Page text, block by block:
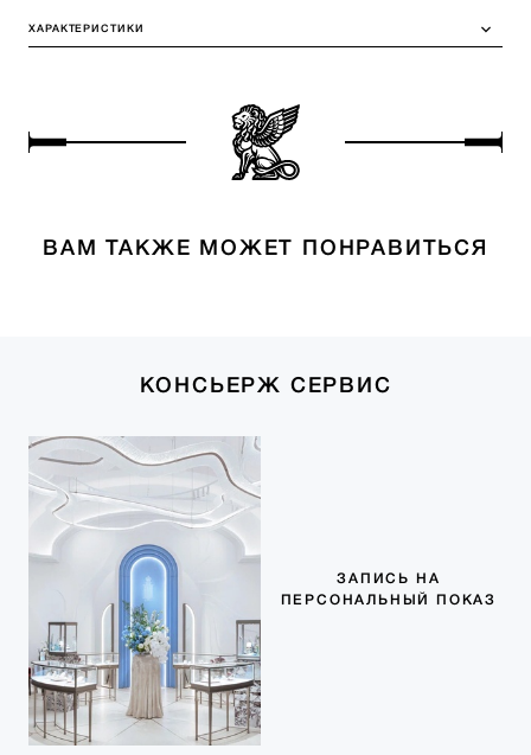
ХАРАКТЕРИСТИКИ
ВАМ ТАКЖЕ МОЖЕТ ПОНРАВИТЬСЯ
КОНСЬЕРЖ СЕРВИС
ЗАПИСЬ НА
ПЕРСОНАЛЬНЫЙ ПОКАЗ